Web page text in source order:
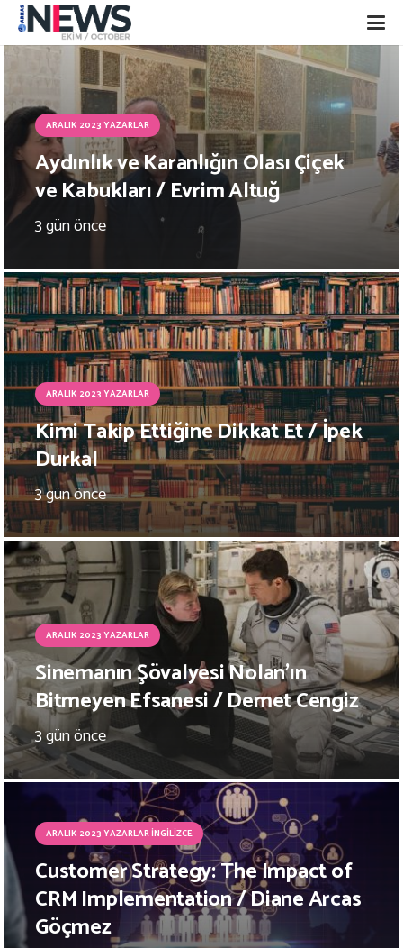
ARALIK 2023 YAZARLAR
Aydınlık ve Karanlığın Olası Çiçek
ve Kabukları / Evrim Altuğ
3 gün önce
ARALIK 2023 YAZARLAR
Kimi Takip Ettiğine Dikkat Et / İpek
Durkal
3 gün önce
ARALIK 2023 YAZARLAR
Sinemanın Şövalyesi Nolan’ın
Bitmeyen Efsanesi / Demet Cengiz
3 gün önce
ARALIK 2023 YAZARLAR İNGILIZCE
Customer Strategy: The Impact of
CRM Implementation / Diane Arcas
Göçmez